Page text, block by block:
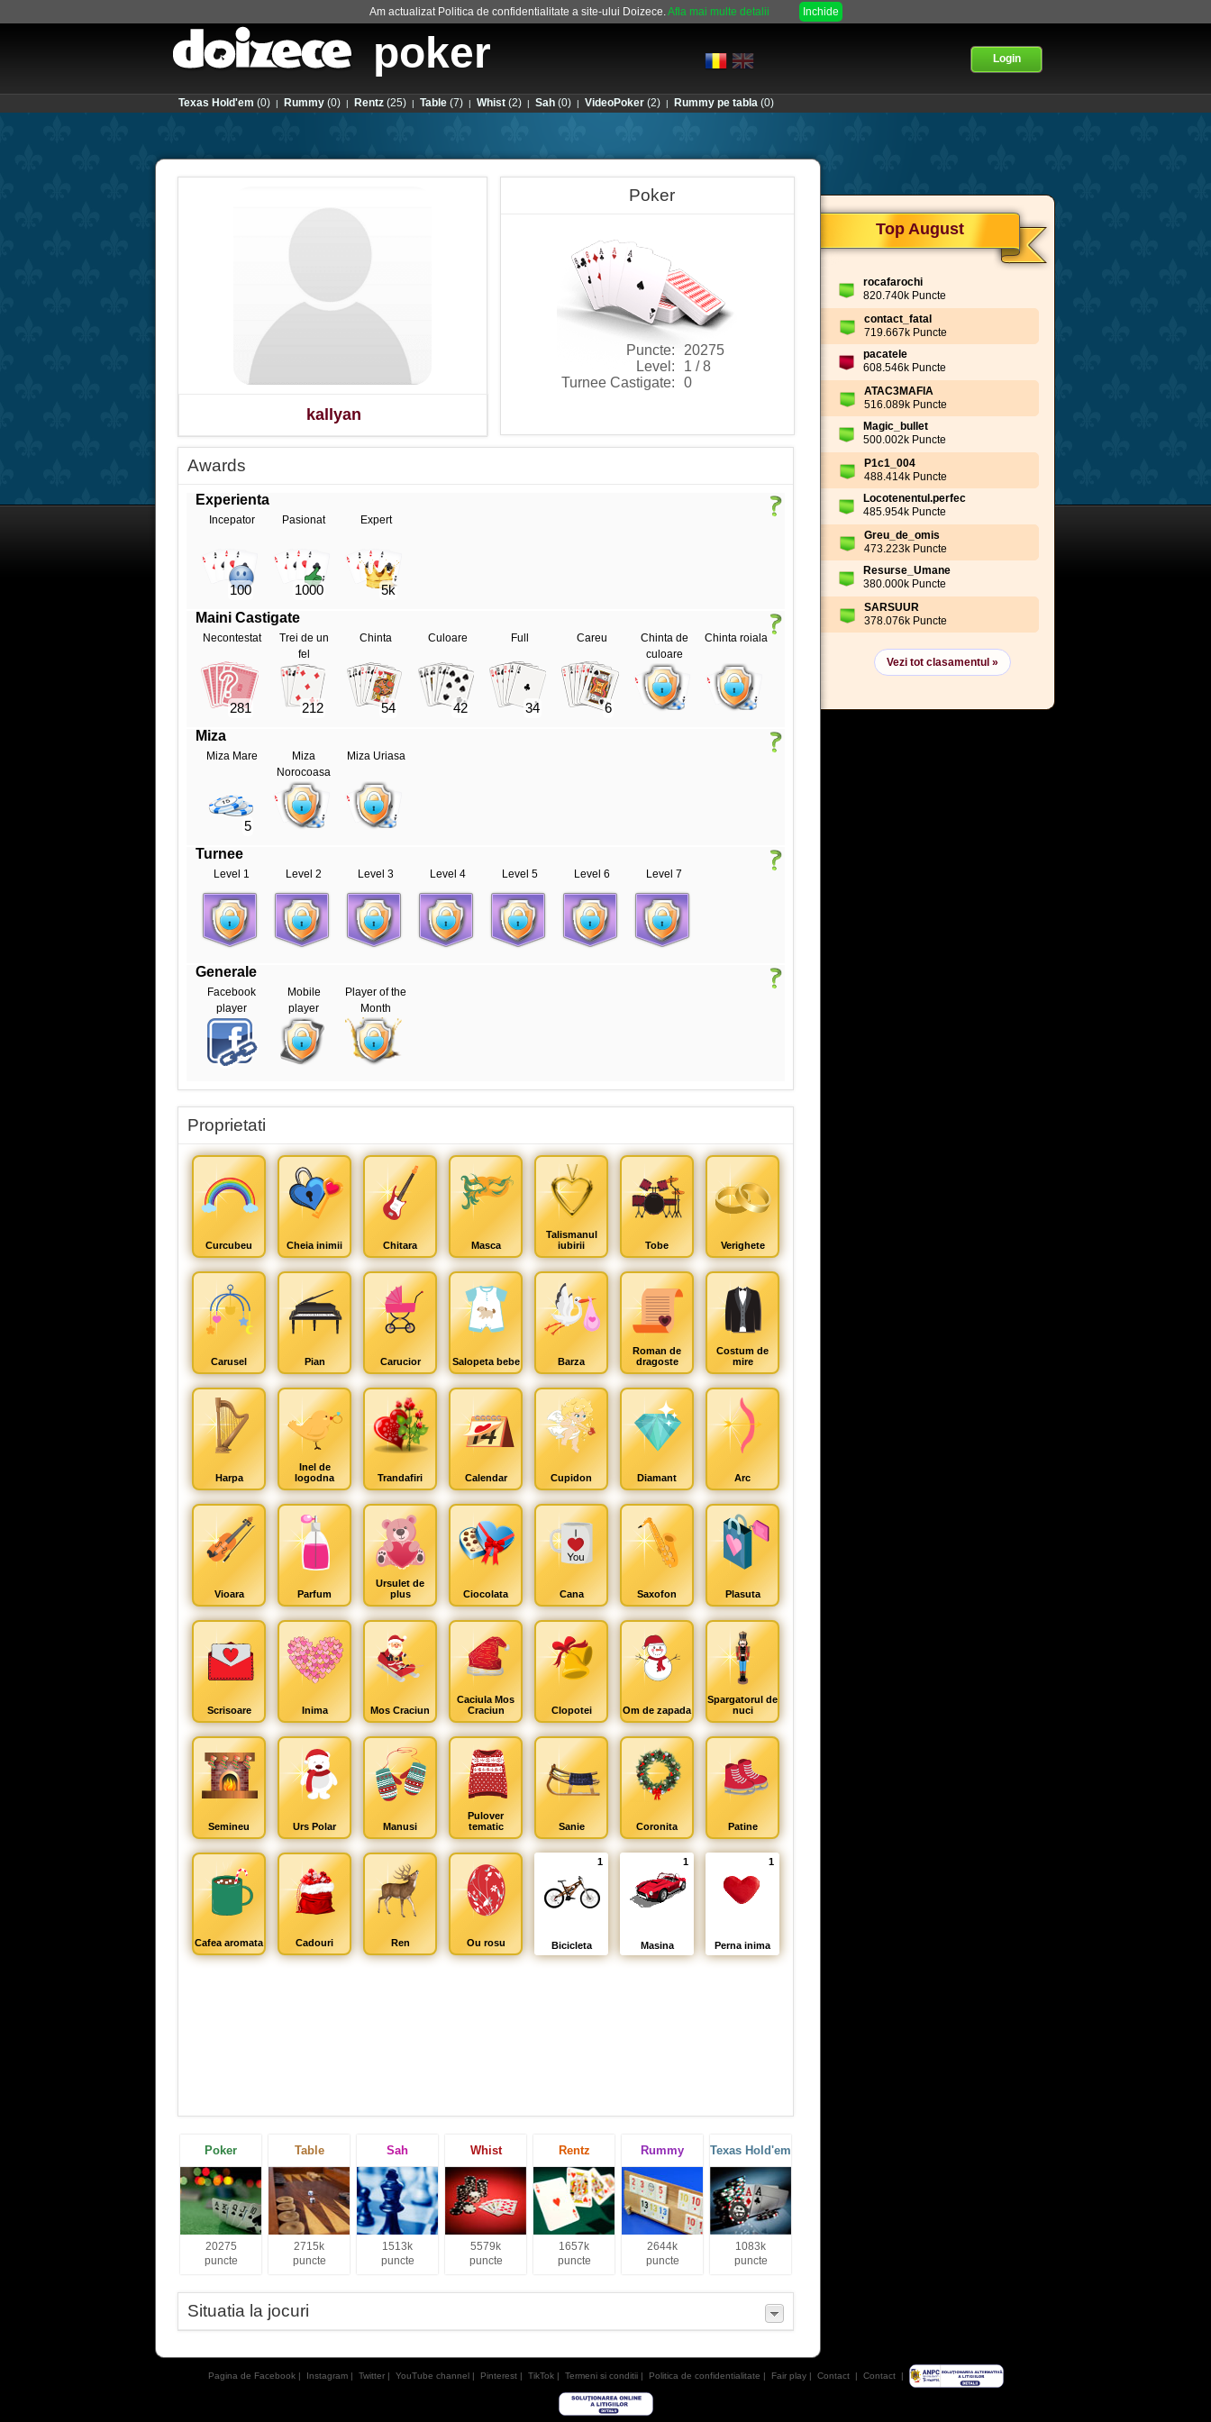
Am actualizat Politica de confidentialitate a site-ului Doizece.Afla mai multe detalii Inchide
poker Login
Texas Hold'em (0) | Rummy (0) | Rentz (25) | Table (7) | Whist (2) | Sah (0) | VideoPoker (2) | Rummy pe tabla (0)
Top August
rocafarochi
820.740k Puncte
contact_fatal
719.667k Puncte
pacatele
608.546k Puncte
ATAC3MAFIA
516.089k Puncte
Magic_bullet
500.002k Puncte
P1c1_004
488.414k Puncte
Locotenentul.perfec
485.954k Puncte
Greu_de_omis
473.223k Puncte
Resurse_Umane
380.000k Puncte
SARSUUR
378.076k Puncte
Vezi tot clasamentul »
kallyan
Poker
Puncte:
20275
Level:
1 / 8
Turnee Castigate:
0
Awards
Experienta
Incepator
100
Pasionat
1000
Expert
5k
Maini Castigate
Necontestat
281
Trei de un
fel
212
Chinta
54
Culoare
42
Full
34
Careu
6
Chinta de
culoare
Chinta roiala
Miza
Miza Mare
5
Miza
Norocoasa
Miza Uriasa
Turnee
Level 1 Level 2 Level 3 Level 4 Level 5 Level 6 Level 7
Generale
Facebook
player
Mobile
player
Player of the
Month
Proprietati
Curcubeu Cheia inimii Chitara Masca
Talismanul
iubirii
Tobe Verighete
Carusel Pian Carucior Salopeta bebe Barza
Roman de
dragoste
Costum de
mire
Harpa
Inel de
logodna
Trandafiri Calendar Cupidon Diamant Arc
Vioara Parfum
Ursulet de
plus
Ciocolata Cana Saxofon Plasuta
Scrisoare Inima Mos Craciun
Caciula Mos
Craciun
Clopotei Om de zapada
Spargatorul de
nuci
Semineu Urs Polar Manusi
Pulover
tematic
Sanie Coronita Patine
Cafea aromata Cadouri Ren Ou rosu
1
Bicicleta
1
Masina
1
Perna inima
Poker
20275
puncte
Table
2715k
puncte
Sah
1513k
puncte
Whist
5579k
puncte
Rentz
1657k
puncte
Rummy
2644k
puncte
Texas Hold'em
1083k
puncte
Situatia la jocuri
Pagina de Facebook| Instagram| Twitter| YouTube channel| Pinterest| TikTok| Termeni si conditii| Politica de confidentialitate | Fair play| Contact| Contact|